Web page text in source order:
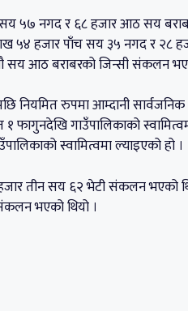
५७ नगद र ६८ हजार आठ सय
५४ हजार पाँच सय ३५ नगद र २८
सय आठ बराबरको जिन्सी संकलन
नियमित रुपमा आम्दानी
फागुनदेखि गाउँपालिकाको
स्वामित्वमा ल्याइएको हो ।
तीन सय ६२ भेटी संकलन भएको
भएको थियो ।